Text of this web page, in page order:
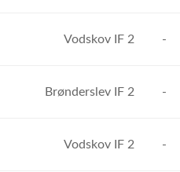
Vodskov IF 2 -
Brønderslev IF 2 -
Vodskov IF 2 -